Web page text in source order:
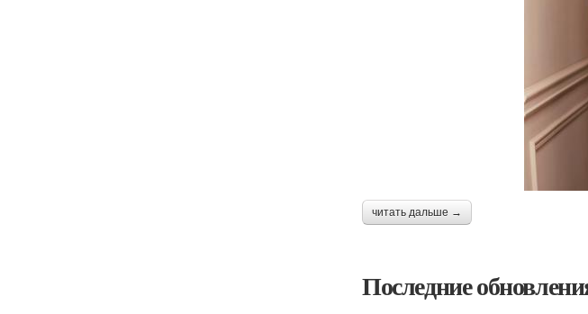
читать дальше →
Последние